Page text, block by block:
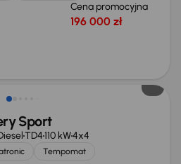
Cena promocyjna
196 000 zł
Sport
TD4110 kW4x4
Tempomat